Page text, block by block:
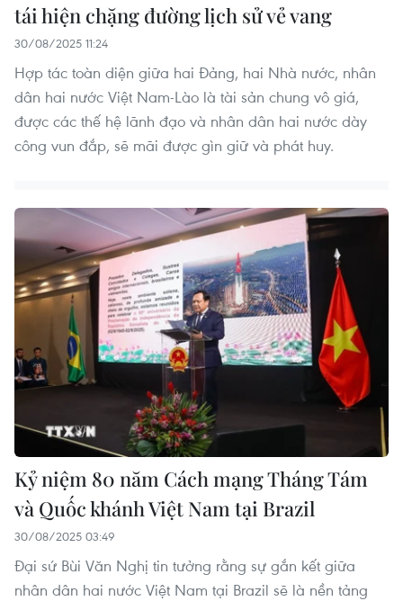
tái hiện chặng đường lịch sử vẻ vang
30/08/2025 11:24
Hợp tác toàn diện giữa hai Đảng, hai Nhà nước, nhân
dân hai nước Việt Nam-Lào là tài sản chung vô giá,
được các thế hệ lãnh đạo và nhân dân hai nước dày
công vun đắp, sẽ mãi được gìn giữ và phát huy.
Kỷ niệm 80 năm Cách mạng Tháng Tám
và Quốc khánh Việt Nam tại Brazil
30/08/2025 03:49
Đại sứ Bùi Văn Nghị tin tưởng rằng sự gắn kết giữa
nhân dân hai nước Việt Nam tại Brazil sẽ là nền tảng